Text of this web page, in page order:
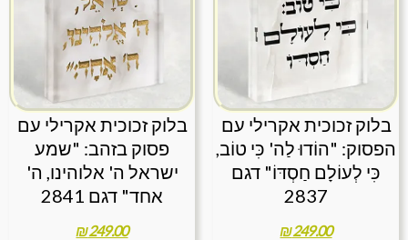
בלוק זכוכית אקרילי עם
הפסוק: "הוֹדוּ לַה' כִּי טוֹב,
כִּי לְעוֹלָם חַסְדּוֹ" דגם
2837
₪249.00
בלוק זכוכית אקרילי עם
פסוק בזהב: "שמע
ישראל ה' אלוהינו, ה'
אחד" דגם 2841
₪249.00